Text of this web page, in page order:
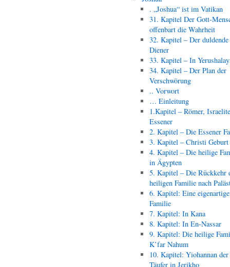
. „Joshua“ ist im Vatikan
31. Kapitel Der Gott-
offenbart die Wahrheit
32. Kapitel – Der duldende
Diener
33. Kapitel – In
34. Kapitel – Der Plan der
Verschwörung
.. Vorwort
… Einleitung
1.Kapitel – Römer,
Essener
2. Kapitel – Die Essener
3. Kapitel – Christi Geburt
4. Kapitel – Die heilige
in Ägypten
5. Kapitel – Die Rückkehr
heiligen Familie nach
6. Kapitel: Eine eigenartige
Familie
7. Kapitel: In Kana
8. Kapitel: In En-Nassar
9. Kapitel: Die heilige
K’far Nahum
10. Kapitel: Yiohannan der
Täufer in Jerikho